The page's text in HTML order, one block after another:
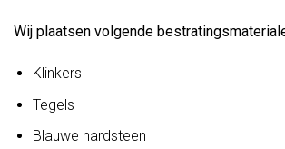
Wij plaatsen volgende
Klinkers
Tegels
Blauwe hardsteen